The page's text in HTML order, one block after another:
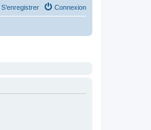
Connexion
S’enregistrer